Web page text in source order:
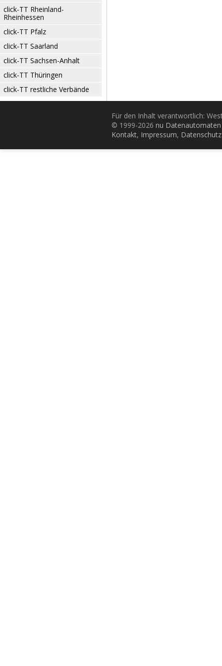
click-TT Rheinland-
Rheinhessen
click-TT Pfalz
click-TT Saarland
click-TT Sachsen-Anhalt
click-TT Thüringen
click-TT restliche Verbände
Für den Inhalt verantwortlich:
© 1999-2026 nu
Kontakt, Impressum, Datenschutz